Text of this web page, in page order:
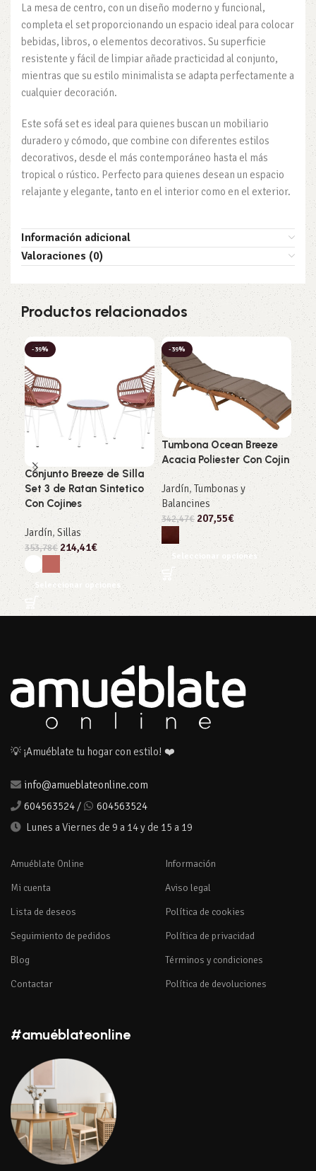
La mesa de centro, con un diseño moderno y funcional,
completa el set proporcionando un espacio ideal para colocar
bebidas, libros, o elementos decorativos. Su superficie
resistente y fácil de limpiar añade practicidad al conjunto,
mientras que su estilo minimalista se adapta perfectamente a
cualquier decoración.
Este sofá set es ideal para quienes buscan un mobiliario
duradero y cómodo, que combine con diferentes estilos
decorativos, desde el más contemporáneo hasta el más
tropical o rústico. Perfecto para quienes desean un espacio
relajante y elegante, tanto en el interior como en el exterior.
Información adicional
Valoraciones (0)
Productos relacionados
-39%
Conjunto Breeze de Silla
Set 3 de Ratan Sintetico
Con Cojines
Jardín, Sillas
353,78€214,41€
Seleccionar opciones
-39%
Tumbona Ocean Breeze
Acacia Poliester Con Cojin
Jardín, Tumbonas y
Balancines
342,47€ 207,55€
Seleccionar opciones
-
💡 ¡Amuéblate tu hogar con estilo! ❤️
info@amueblateonline.com
604563524 /
604563524
Lunes a Viernes de 9 a 14 y de 15 a 19
Amuéblate Online
Mi cuenta
Lista de deseos
Seguimiento de pedidos
Blog
Contactar
Información
Aviso legal
Política de cookies
Política de privacidad
Términos y condiciones
Política de devoluciones
#amuéblateonline